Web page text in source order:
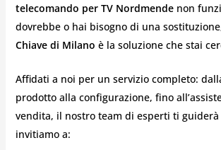
telecomando per TV Nordmendenon
dovrebbe o hai bisogno di una
Chiave di Milano è la soluzione che stai
Affidati a noi per un servizio completo:
prodotto alla configurazione, fino
vendita, il nostro team di esperti ti guiderà
invitiamo a: